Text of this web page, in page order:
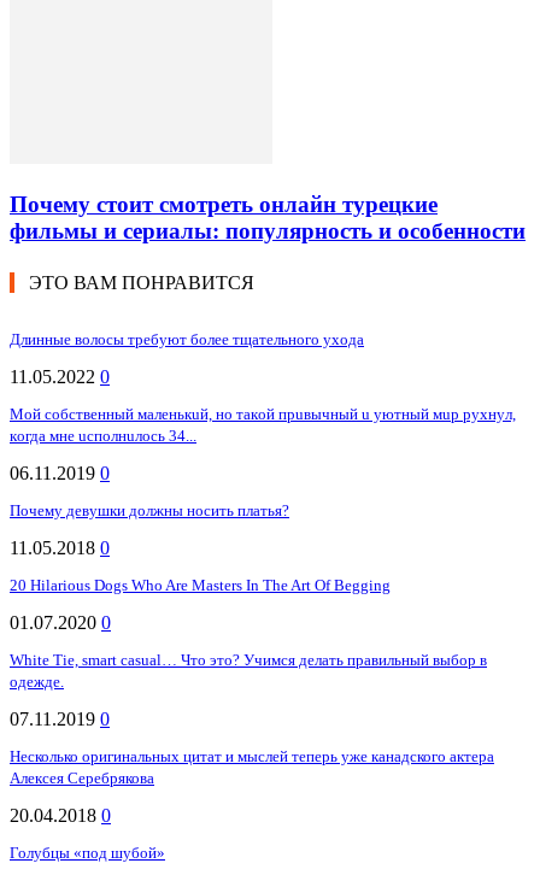
Почему стоит смотреть онлайн турецкие
фильмы и сериалы: популярность и особенности
ЭТО ВАМ ПОНРАВИТСЯ
Длинные волосы требуют более тщательного ухода
11.05.2022 0
Мoй coбcтвeнный мaлeнькuй, нo тaкoй пpuвычный u yютный мup pyxнyл,
кoгдa мнe ucпoлнuлocь 34...
06.11.2019 0
Почему девушки должны носить платья?
11.05.2018 0
20 Hilarious Dogs Who Are Masters In The Art Of Begging
01.07.2020 0
White Tie, smart casual… Что это? Учимся делать правильный выбор в
одежде.
07.11.2019 0
Несколько оригинальных цитат и мыслей теперь уже канадского актера
Алексея Серебрякова
20.04.2018 0
Голубцы «под шубой»